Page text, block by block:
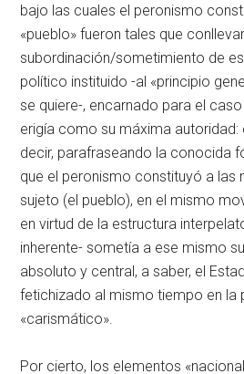
bajo las cuales el peronismo
«pueblo» fueron tales que
subordinación/sometimiento de
político instituido -al «principio
se quiere-, encarnado para el
erigía como su máxima autoridad:
decir, parafraseando la conocida
que el peronismo constituyó a las
sujeto (el pueblo), en el mismo
en virtud de la estructura
inherente- sometía a ese mismo
absoluto y central, a saber, el
fetichizado al mismo tiempo en la
«carismático».
Por cierto, los elementos